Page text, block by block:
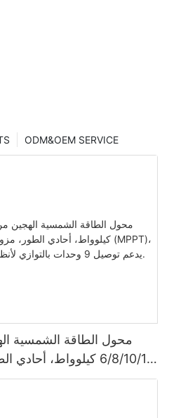
ODM&OEM SERVICE
محول الطاقة الشمسية
6/8/10/12 كيلوواط،